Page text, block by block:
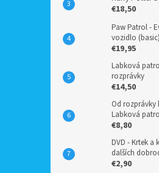
€18,50
Paw Patrol -
vozidlo (basic)
€19,95
Labková
rozprávky
€14,50
Od rozprávky
Labková
€8,80
DVD - Krtek a
dalších
€2,90